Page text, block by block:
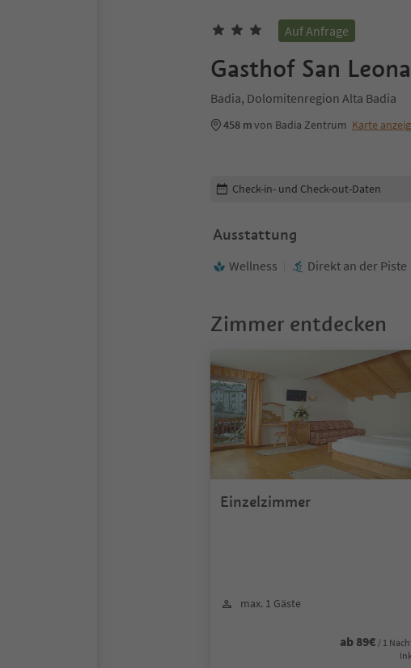
Auf Anfrage
Gasthof San
Badia, Dolomitenregion Alta Badia
458 mvon Badia Zentrum Karte
Buchungsdetails bearbeiten
Check-in- und Check-out-Daten
Ausstattung
Wellness Direkt an der Piste
Zimmer entdecken
Einzelzimmer
max. 1 Gäste
ab 89€ / 1